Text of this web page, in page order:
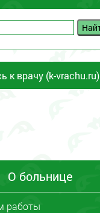
к врачу (k-vrachu.ru)
О больнице
работы